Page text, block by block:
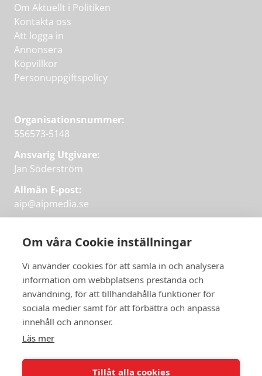
Om våra Cookie inställningar
Vi använder cookies för att samla in och analysera
information om webbplatsens prestanda och
användning, för att tillhandahålla funktioner för
sociala medier samt för att förbättra och anpassa
innehåll och annonser.
Läs mer
Tillåt alla cookies
Få veckans bästa
artiklar i mejlen
varje vecka om våra mest intressanta
Om Aktuellt i Politiken
Kontakta oss
Att logga in
Annonsera
Köpvillkor
Personuppgiftspolicy
Organisationsnummer:
556573-5148
Ansvarig Utgivare:
Jan Söderström
Allmän E-post:
aip@aipmedia.se
aip@flowyinfo.seeller 08-1210 60 40.
Instagram
LinkedIn
Twitter
Facebook
Få veckans bästa
artiklar på mejlen
PRENUMERERA